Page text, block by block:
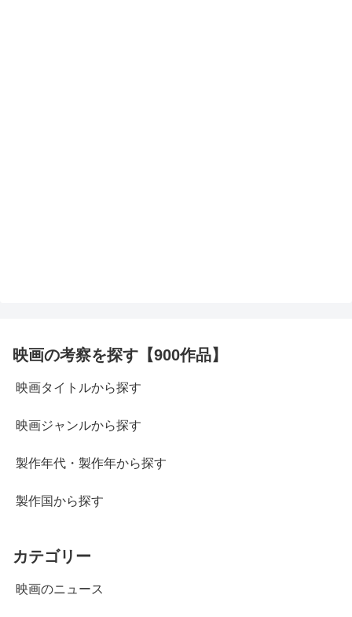
映画の考察を探す【900作品】
映画タイトルから探す
映画ジャンルから探す
製作年代・製作年から探す
製作国から探す
カテゴリー
映画のニュース